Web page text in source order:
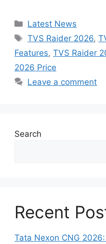
Categories
Latest News
Tags
TVS Raider 2026,
Features, TVS Raider
2026 Price
Leave a comment
Search
Recent
Tata Nexon CNG